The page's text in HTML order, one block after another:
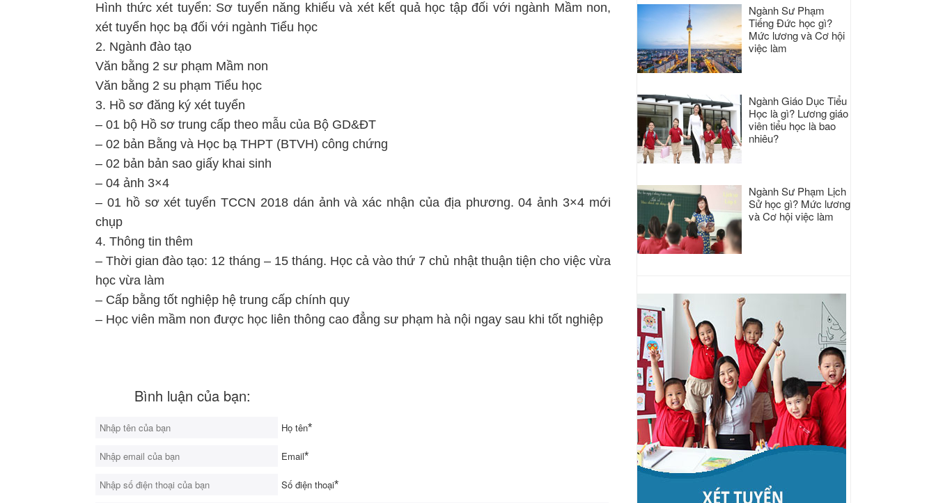
Hình thức xét tuyển: Sơ tuyển năng khiếu và xét kết quả học tập đối với ngành Mầm non,
xét tuyển học bạ đối với ngành Tiểu học
2. Ngành đào tạo
Văn bằng 2 sư phạm Mầm non
Văn bằng 2 su phạm Tiểu học
3. Hồ sơ đăng ký xét tuyển
– 01 bộ Hồ sơ trung cấp theo mẫu của Bộ GD&ĐT
– 02 bản Bằng và Học bạ THPT (BTVH) công chứng
– 02 bản bản sao giấy khai sinh
– 04 ảnh 3×4
– 01 hồ sơ xét tuyển TCCN 2018 dán ảnh và xác nhận của địa phương. 04 ảnh 3×4 mới
chụp
4. Thông tin thêm
– Thời gian đào tạo: 12 tháng – 15 tháng. Học cả vào thứ 7 chủ nhật thuận tiện cho việc vừa
học vừa làm
– Cấp bằng tốt nghiệp hệ trung cấp chính quy
– Học viên mầm non được học liên thông cao đẳng sư phạm hà nội ngay sau khi tốt nghiệp
Bình luận của bạn:
Họ tên*
Email*
Số điện thoại*
Ngành Sư Phạm
Tiếng Đức học gì?
Mức lương và Cơ hội
việc làm
Ngành Giáo Dục Tiểu
Học là gì? Lương giáo
viên tiểu học là bao
nhiêu?
Ngành Sư Phạm Lịch
Sử học gì? Mức lương
và Cơ hội việc làm